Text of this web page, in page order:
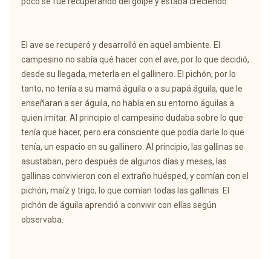
El ave se recuperó y desarrolló en aquel ambiente. El
campesino no sabía qué hacer con el ave, por lo que decidió,
desde su llegada, meterla en el gallinero. El pichón, por lo
tanto, no tenía a su mamá águila o a su papá águila, que le
enseñaran a ser águila, no había en su entorno águilas a
quien imitar. Al principio el campesino dudaba sobre lo que
tenía que hacer, pero era consciente que podía darle lo que
tenía, un espacio en su gallinero. Al principio, las gallinas se
asustaban, pero después de algunos días y meses, las
gallinas convivieron con el extraño huésped, y comían con el
pichón, maíz y trigo, lo que comían todas las gallinas. El
pichón de águila aprendió a convivir con ellas según
observaba.